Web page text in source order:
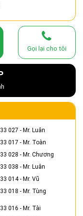
Gọi lại cho tôi
027 - Mr. Luân
017 - Mr. Toàn
028 - Mr. Chương
038 - Mr. Luân
014- Mr. Vũ
018 - Mr. Tùng
016 - Mr. Tài